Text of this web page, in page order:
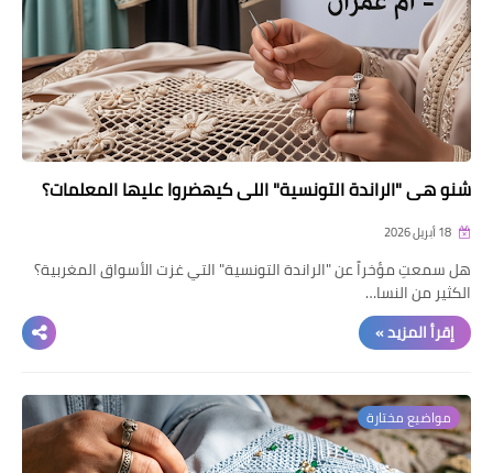
شنو هي "الراندة التونسية" اللي كيهضروا عليها المعلمات؟
هل سمعتِ مؤخراً عن "الراندة التونسية" التي غزت الأسواق المغربية؟
الكثير من النسا…
إقرأ المزيد »
مواضيع مختارة